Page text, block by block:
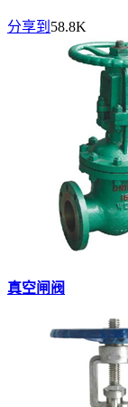
分享到 58.8K
真空闸阀